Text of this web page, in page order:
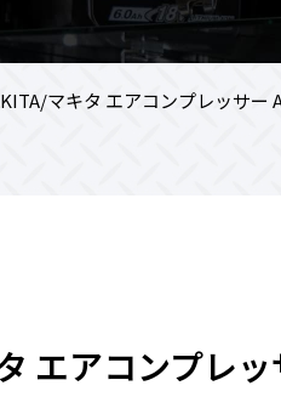
マキタ エアコンプレッサー
エアコンプレ